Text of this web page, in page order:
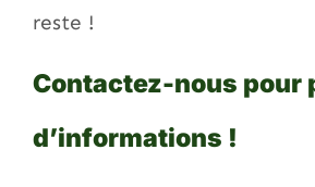
reste !
Contactez-nous pour
d’informations !